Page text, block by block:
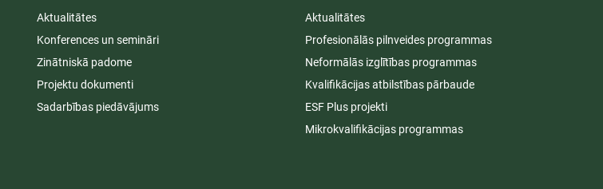
Aktualitātes
Konferences un semināri
Zinātniskā padome
Projektu dokumenti
Sadarbības piedāvājums
Aktualitātes
Profesionālās pilnveides programmas
Neformālās izglītības programmas
Kvalifikācijas atbilstības pārbaude
ESF Plus projekti
Mikrokvalifikācijas programmas